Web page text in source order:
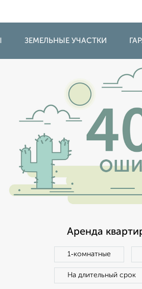
ЗЕМЕЛЬНЫЕ УЧАСТКИ
Аренда
1‑комнатные
На длительный срок